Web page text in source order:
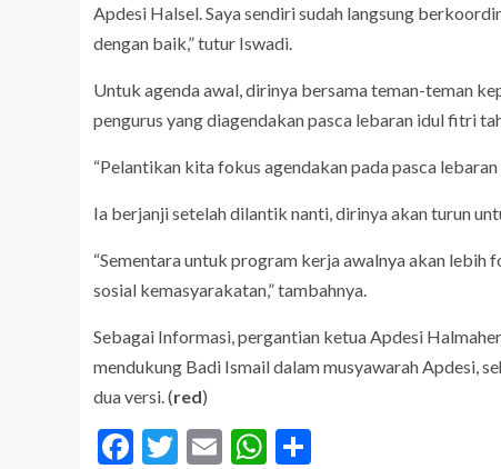
Apdesi Halsel. Saya sendiri sudah langsung
dengan baik,” tutur Iswadi.
Untuk agenda awal, dirinya bersama teman-teman
pengurus yang diagendakan pasca lebaran idul fitri
“Pelantikan kita fokus agendakan pada pasca
Ia berjanji setelah dilantik nanti, dirinya akan turun
“Sementara untuk program kerja awalnya akan
sosial kemasyarakatan,” tambahnya.
Sebagai Informasi, pergantian ketua Apdesi
mendukung Badi Ismail dalam musyawarah Apdesi,
dua versi. (red)
Facebook
Twitter
EmailWhatsApp